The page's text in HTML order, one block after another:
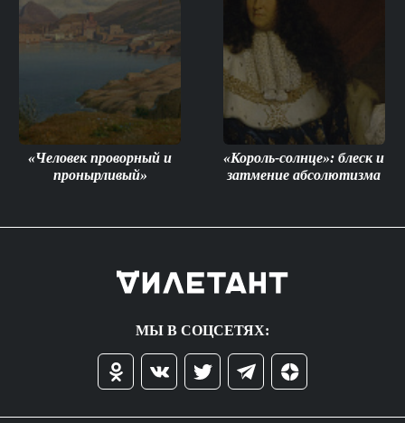
«Человек проворный и
пронырливый»
«Король-солнце»: блеск и
затмение абсолютизма
МЫ В СОЦСЕТЯХ: